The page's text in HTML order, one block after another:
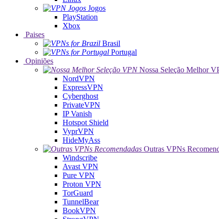
Jogos
PlayStation
Xbox
Paises
Brasil
Portugal
Opiniões
Nossa Seleção Melhor
NordVPN
ExpressVPN
Cyberghost
PrivateVPN
IP Vanish
Hotspot Shield
VyprVPN
HideMyAss
Outras VPNs
Windscribe
Avast VPN
Pure VPN
Proton VPN
TorGuard
TunnelBear
BookVPN